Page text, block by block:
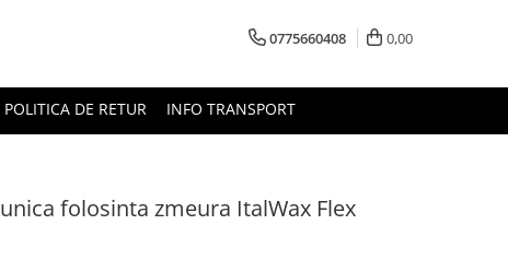
0775660408 0,00
POLITICA DE RETUR INFO TRANSPORT
folosinta zmeura ItalWax Flex